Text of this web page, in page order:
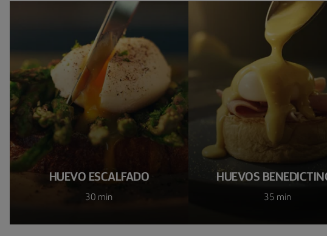
HUEVO ESCALFADO
30 min
HUEVOS
35 min